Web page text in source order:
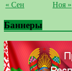
« Сен Ноя »
Баннеры